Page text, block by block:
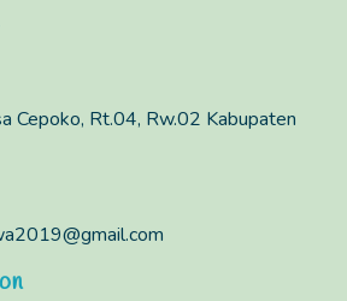
Cepoko, Rt.04, Rw.02 Kabupaten